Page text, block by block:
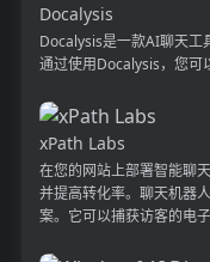
Docalysis
Docalysis是一款AI聊天工
通过使用Docalysis，您可
xPath Labs
在您的网站上部署智能聊
并提高转化率。聊天机器
案。它可以捕获访客的电